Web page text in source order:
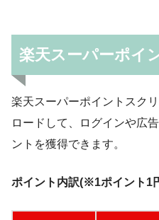
楽天スーパーポイ
楽天スーパーポイントスク
ロードして、ログインや広
ントを獲得できます。
ポイント内訳(※1ポイント1